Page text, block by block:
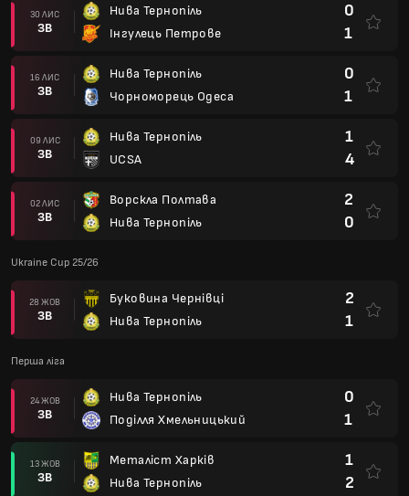
30 ЛИС
ЗВ
Нива Тернопіль
Інгулець Петрове
0
1
16 ЛИС
ЗВ
Нива Тернопіль
Чорноморець Одеса
0
1
09 ЛИС
ЗВ
Нива Тернопіль
UCSA
1
4
02 ЛИС
ЗВ
Ворскла Полтава
Нива Тернопіль
2
0
Ukraine Cup 25/26
28 ЖОВ
ЗВ
Буковина Чернівці
Нива Тернопіль
2
1
Перша ліга
24 ЖОВ
ЗВ
Нива Тернопіль
Поділля Хмельницький
0
1
13 ЖОВ
ЗВ
Металіст Харків
Нива Тернопіль
1
2